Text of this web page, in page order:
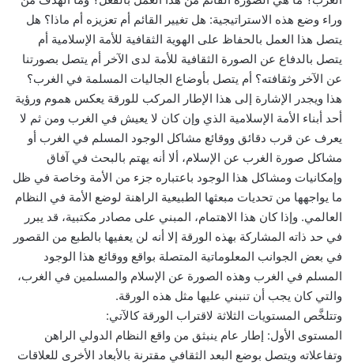
وراء وضع هذه الاستراتيجية: هل تغيير القائم أم تعزيزه أم ماذا؟ هل
يتصل هذا العمل بالحفاظ على الهوية الثقافية للأمة الإسلامية أم
يتصل بالدفاع عن الصورة الثقافية للأمة لدى الآخر أم يتصل بصورتنا
عن الآخر وثقافته؟ أم يتصل بأوضاع الجاليات المسلمة في الغرب؟
هذا ويجدر الإشارة إلى هذا الإطار المركب للورقة يعكس هموم ورؤية
أحد أبناء الأمة الإسلامية الذي وإن كان لا يعيش في الغرب ومن ثم لا
يعرف عن قرب دقائق ووقائع مشاكل الوجود المسلم في الغرب أو
مشاكل صورة الغرب عن الإسلام، ألا أنه يهتم بالبحث في آفاق
وإمكانيات ومشاكل هذا الوجود باعتباره جزء من الأمة وخاصة في ظل
ما يواجهها من تحديات مبعثها الطبيعية الراهنة لوضع الأمة في النظام
العالمي. وإذا كان هذا الاهتمام، المبني على مصادر مكتبية، قد يبرر
في حد ذاته المشاركة بهذه الورقة إلا أنه لن يعفيها بالطبع من القصور
في بعض الجوانب المعلوماتية المتصلة بواقع ووقائع هذا الوجود
المسلم في الغرب وهذه الصورة عن الإسلام والمسلمين في الغرب،
والتي كان يجب أن تنبني عليها مثل هذه الورقة.
وتتلخَّص المستويات الثلاثة لاقتراب الورقة كالآتي:
المستوى الأول: إطار عام ينبثق من واقع النظام الدولي الراهن
وتفاعلاته ويتصل بوضع البعد الثقافي مقترنة بالأبعاد الأخرى للعلاقات